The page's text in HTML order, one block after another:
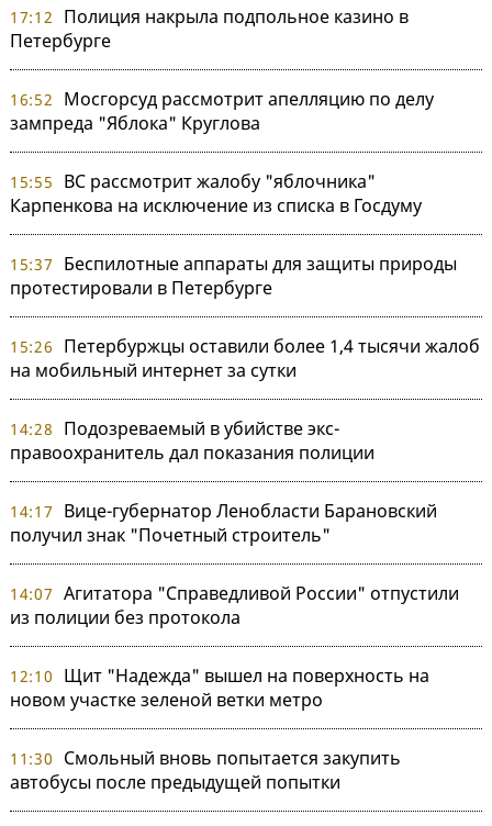
17:12
Полиция накрыла подпольное казино в
Петербурге
16:52
Мосгорсуд рассмотрит апелляцию по делу
зампреда "Яблока" Круглова
15:55
ВС рассмотрит жалобу "яблочника"
Карпенкова на исключение из списка в Госдуму
15:37
Беспилотные аппараты для защиты природы
протестировали в Петербурге
15:26
Петербуржцы оставили более 1,4 тысячи жалоб
на мобильный интернет за сутки
14:28
Подозреваемый в убийстве экс-
правоохранитель дал показания полиции
14:17
Вице-губернатор Ленобласти Барановский
получил знак "Почетный строитель"
14:07 Агитатора "Справедливой России" отпустили
из полиции без протокола
12:10
Щит "Надежда" вышел на поверхность на
новом участке зеленой ветки метро
11:30
Смольный вновь попытается закупить
автобусы после предыдущей попытки